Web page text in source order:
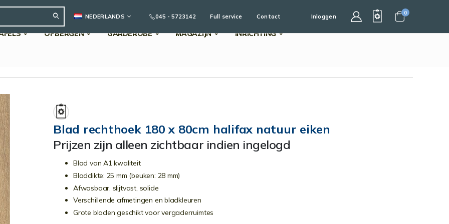
Search
TAALNEDERLANDS 045 - 5723142 Full service Contact Inloggen
Cart
0
OPBERGEN GARDEROBE MAGAZIJN INRICHTING
Blad rechthoek 180 x 80cm halifax natuur eiken
Prijzen zijn alleen zichtbaar indien ingelogd
Blad van A1 kwaliteit
Bladdikte: 25 mm (beuken: 28 mm)
Afwasbaar, slijtvast, solide
Verschillende afmetingen en bladkleuren
Grote bladen geschikt voor vergaderruimtes